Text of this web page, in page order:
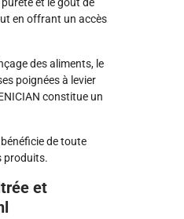
en offrant un accès
des aliments, le
poignées à levier
constitue un
de toute
produits.
et